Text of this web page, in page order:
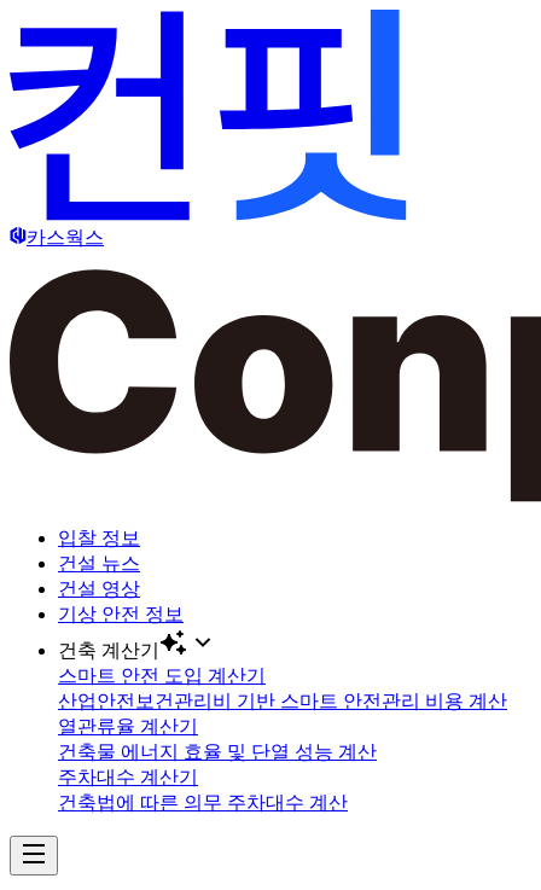
카스웍스
입찰 정보
건설 뉴스
건설 영상
기상 안전 정보
건축 계산기
스마트 안전 도입 계산기
산업안전보건관리비 기반 스마트 안전관리 비용 계산
열관류율 계산기
건축물 에너지 효율 및 단열 성능 계산
주차대수 계산기
건축법에 따른 의무 주차대수 계산